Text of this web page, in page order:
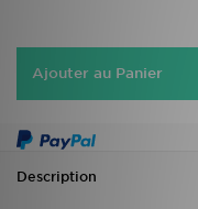
Ajouter au Panier
Description